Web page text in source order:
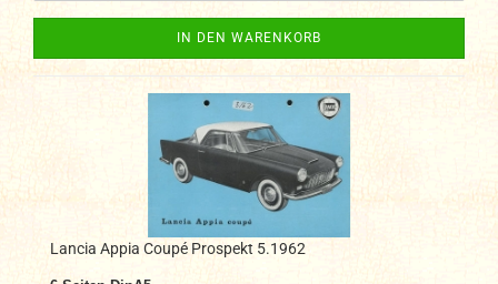
IN DEN WARENKORB
Lancia Appia Coupé Prospekt 5.1962